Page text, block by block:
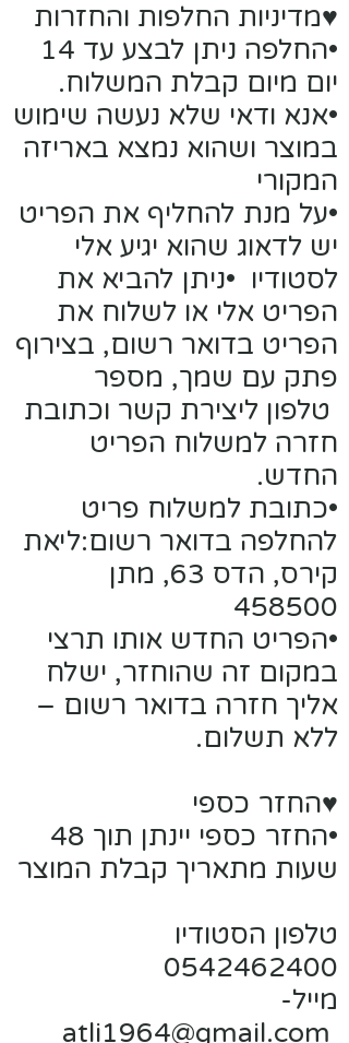
♥מדיניות החלפות והחזרות
•החלפה ניתן לבצע עד 14
יום מיום קבלת המשלוח.
•אנא ודאי שלא נעשה שימוש
במוצר ושהוא נמצא באריזה
המקורי
•על מנת להחליף את הפריט
יש לדאוג שהוא יגיע אלי
לסטודיו •ניתן להביא את
הפריט אלי או לשלוח את
הפריט בדואר רשום, בצירוף
פתק עם שמך, מספר
טלפון ליצירת קשר וכתובת
חזרה למשלוח הפריט
החדש.
•כתובת למשלוח פריט
להחלפה בדואר רשום:ליאת
קירס, הדס 63, מתן
458500
•הפריט החדש אותו תרצי
במקום זה שהוחזר, ישלח
אליך חזרה בדואר רשום –
ללא תשלום.
♥החזר כספי
•החזר כספי יינתן תוך 48
שעות מתאריך קבלת המוצר
טלפון הסטודיו
0542462400
מייל-